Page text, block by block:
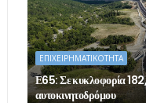
ΕΠΙΧΕΙΡΗΜΑΤΙΚΟΤΗΤΑ
Ε65: Σε κυκλοφορία
αυτοκινητοδρόμου